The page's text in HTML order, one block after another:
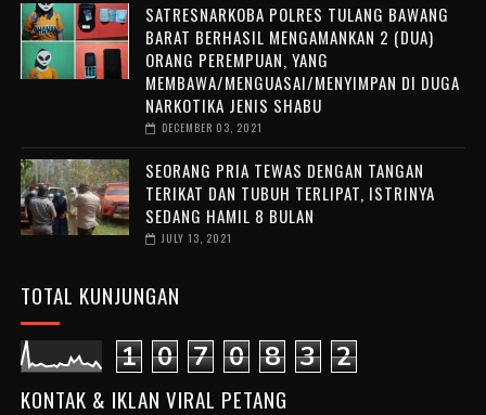
SATRESNARKOBA POLRES TULANG BAWANG
BARAT BERHASIL MENGAMANKAN 2 (DUA)
ORANG PEREMPUAN, YANG
MEMBAWA/MENGUASAI/MENYIMPAN DI DUGA
NARKOTIKA JENIS SHABU
DECEMBER 03, 2021
SEORANG PRIA TEWAS DENGAN TANGAN
TERIKAT DAN TUBUH TERLIPAT, ISTRINYA
SEDANG HAMIL 8 BULAN
JULY 13, 2021
TOTAL KUNJUNGAN
1 0 7 0 8 3 2
KONTAK & IKLAN VIRAL PETANG